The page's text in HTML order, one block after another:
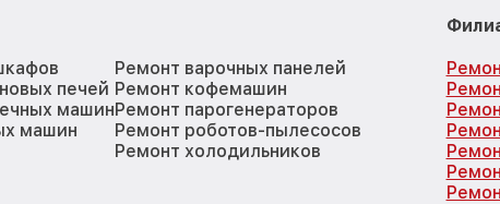
печей
машин
машин
Ремонт варочных панелей
Ремонт кофемашин
Ремонт парогенераторов
Ремонт роботов-пылесосов
Ремонт холодильников